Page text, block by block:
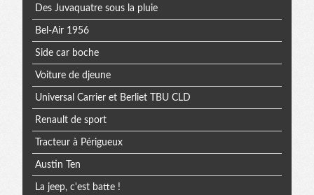
Des Juvaquatre sous la pluie
Bel-Air 1956
Side car boche
Voiture de djeune
Universal Carrier et Berliet TBU CLD
Renault de sport
Tracteur à Périgueux
Austin Ten
La jeep, c'est batte !